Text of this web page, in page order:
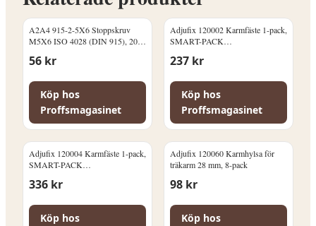
A2A4 915-2-5X6 Stoppskruv
M5X6 ISO 4028 (DIN 915), 200-
56 kr
Köp hos
Proffsmagasinet
Adjufix 120002 Karmfäste 1-pack,
SMART-PACK
237 kr
Köp hos
Proffsmagasinet
Adjufix 120004 Karmfäste 1-pack,
SMART-PACK
336 kr
Köp hos
Adjufix 120060 Karmhylsa för
träkarm 28 mm, 8-pack
98 kr
Köp hos